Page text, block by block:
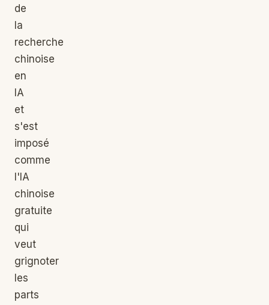
de
la
recherche
chinoise
en
IA
et
s'est
imposé
comme
l'IA
chinoise
gratuite
qui
veut
grignoter
les
parts